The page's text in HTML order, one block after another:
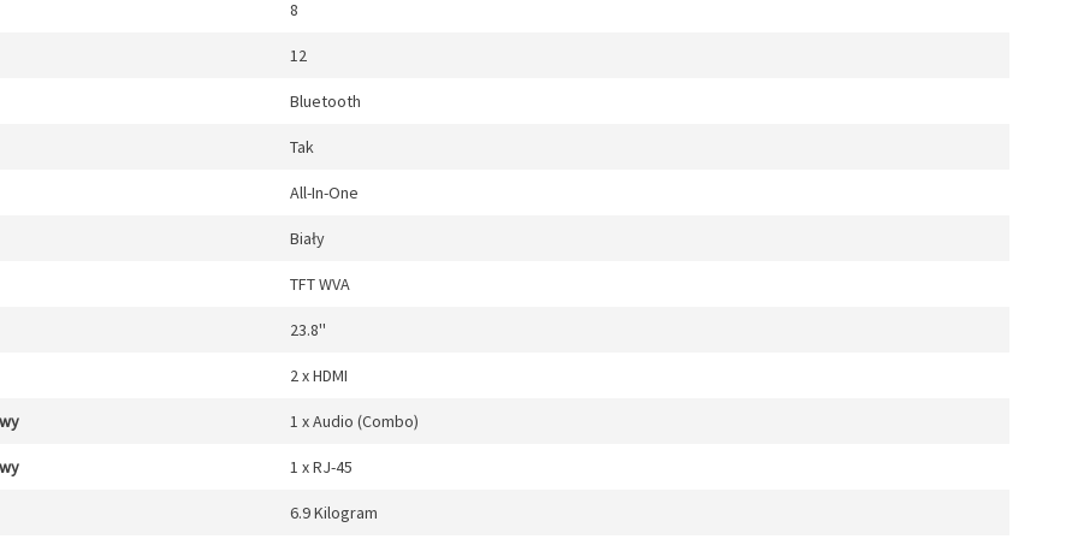
8
12
Bluetooth
Tak
All-In-One
Biały
TFT WVA
23.8''
2 x HDMI
1 x Audio (Combo)
1 x RJ-45
6.9 Kilogram